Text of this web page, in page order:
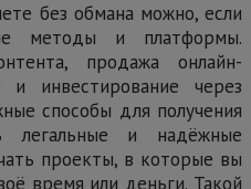
без обмана можно, если
методы и платформы.
продажа онлайн-
инвестирование через
способы для получения
легальные и надёжные
проекты, в которые вы
время или деньги. Такой